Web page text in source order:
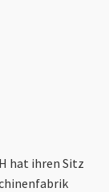
hat ihren Sitz